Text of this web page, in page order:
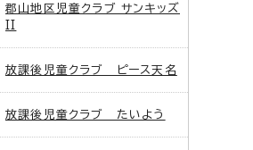
郡山地区児童クラブ サンキッズ
放課後児童クラブ ピース天名
放課後児童クラブ たいよう